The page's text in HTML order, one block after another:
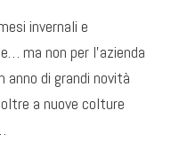
invernali e
ma non per l’azienda
di grandi novità
a nuove colture